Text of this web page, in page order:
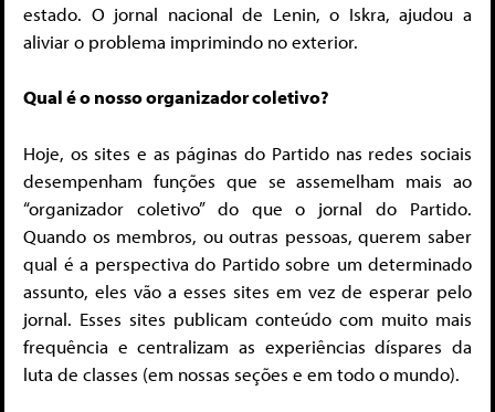
estado. O jornal nacional de Lenin, o Iskra, ajudou a
aliviar o problema imprimindo no exterior.
Qual é o nosso organizador coletivo?
Hoje, os sites e as páginas do Partido nas redes sociais
desempenham funções que se assemelham mais ao
“organizador coletivo” do que o jornal do Partido.
Quando os membros, ou outras pessoas, querem saber
qual é a perspectiva do Partido sobre um determinado
assunto, eles vão a esses sites em vez de esperar pelo
jornal. Esses sites publicam conteúdo com muito mais
frequência e centralizam as experiências díspares da
luta de classes (em nossas seções e em todo o mundo).